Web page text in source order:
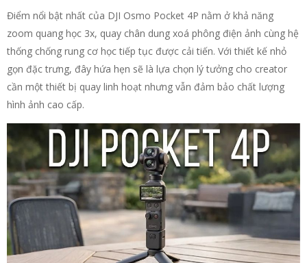
Điểm nổi bật nhất của DJI Osmo Pocket 4P nằm ở khả năng
zoom quang học 3x, quay chân dung xoá phông điện ảnh cùng hệ
thống chống rung cơ học tiếp tục được cải tiến. Với thiết kế nhỏ
gọn đặc trưng, đây hứa hẹn sẽ là lựa chọn lý tưởng cho creator
cần một thiết bị quay linh hoạt nhưng vẫn đảm bảo chất lượng
hình ảnh cao cấp.